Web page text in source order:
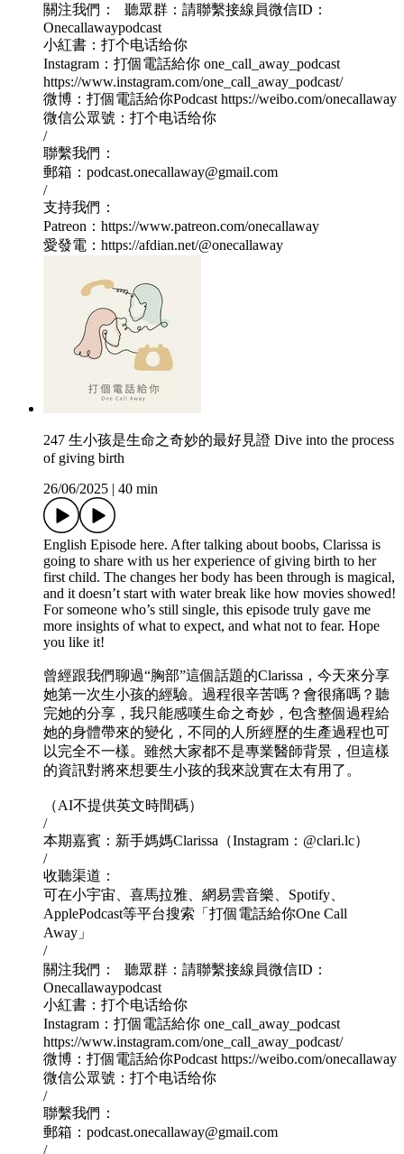
關注我們： 聽眾群：請聯繫接線員微信ID：
Onecallawaypodcast
小紅書：打个电话给你
Instagram：打個電話給你 one_call_away_podcast
https://www.instagram.com/one_call_away_podcast/
微博：打個電話給你Podcast https://weibo.com/onecallaway
微信公眾號：打个电话给你
/
聯繫我們：
郵箱：podcast.onecallaway@gmail.com
/
支持我們：
Patreon：https://www.patreon.com/onecallaway
愛發電：https://afdian.net/@onecallaway
247 生小孩是生命之奇妙的最好見證 Dive into the process
of giving birth
26/06/2025
40 min
English Episode here. After talking about boobs, Clarissa is
going to share with us her experience of giving birth to her
first child. The changes her body has been through is magical,
and it doesn’t start with water break like how movies showed!
For someone who’s still single, this episode truly gave me
more insights of what to expect, and what not to fear. Hope
you like it!
曾經跟我們聊過“胸部”這個話題的Clarissa，今天來分享
她第一次生小孩的經驗。過程很辛苦嗎？會很痛嗎？聽
完她的分享，我只能感嘆生命之奇妙，包含整個過程給
她的身體帶來的變化，不同的人所經歷的生產過程也可
以完全不一樣。雖然大家都不是專業醫師背景，但這樣
的資訊對將來想要生小孩的我來說實在太有用了。
（AI不提供英文時間碼）
/
本期嘉賓：新手媽媽Clarissa（Instagram：@clari.lc）
/
收聽渠道：
可在小宇宙、喜馬拉雅、網易雲音樂、Spotify、
ApplePodcast等平台搜索「打個電話給你One Call
Away」
/
關注我們： 聽眾群：請聯繫接線員微信ID：
Onecallawaypodcast
小紅書：打个电话给你
Instagram：打個電話給你 one_call_away_podcast
https://www.instagram.com/one_call_away_podcast/
微博：打個電話給你Podcast https://weibo.com/onecallaway
微信公眾號：打个电话给你
/
聯繫我們：
郵箱：podcast.onecallaway@gmail.com
/